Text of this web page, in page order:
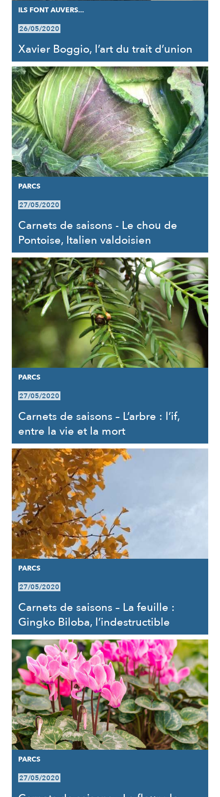
ILS FONT AUVERS...
26/05/2020
Xavier Boggio, l’art du trait d’union
PARCS
27/05/2020
Carnets de saisons - Le chou de
Pontoise, Italien valdoisien
PARCS
27/05/2020
Carnets de saisons – L’arbre : l’if,
entre la vie et la mort
PARCS
27/05/2020
Carnets de saisons – La feuille :
Gingko Biloba, l’indestructible
PARCS
27/05/2020